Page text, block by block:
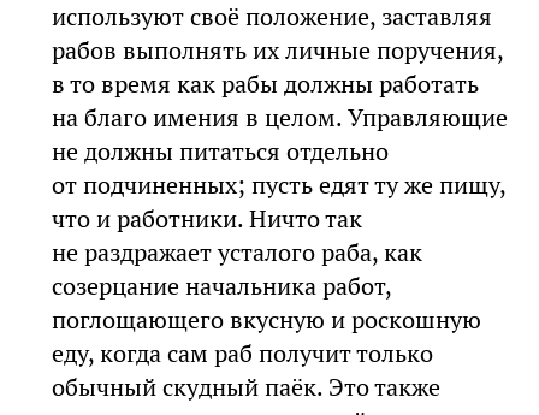
используют своё положение, заставляя
рабов выполнять их личные поручения,
в то время как рабы должны работать
на благо имения в целом. Управляющие
не должны питаться отдельно
от подчиненных; пусть едят ту же пищу,
что и работники. Ничто так
не раздражает усталого раба, как
созерцание начальника работ,
поглощающего вкусную и роскошную
еду, когда сам раб получит только
обычный скудный паёк. Это также